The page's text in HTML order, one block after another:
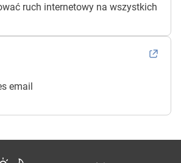
ruch internetowy na wszystkich
email